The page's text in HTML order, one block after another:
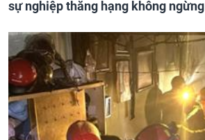
sự nghiệp thăng hạng không ngừng